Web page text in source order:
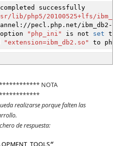
successfully
lib/php5/20100525+lfs/
//pecl.php.net /ibm_db2-
"php_ini" is not set to
"extension=ibm_db2.so" to
NOTA
realizarse porque falten las
de respuesta:
“